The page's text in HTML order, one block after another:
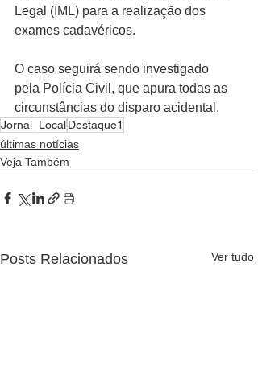
Legal (IML) para a realização dos
exames cadavéricos.
O caso seguirá sendo investigado
pela Polícia Civil, que apura todas as
circunstâncias do disparo acidental.
Jornal_LocalDestaque1
últimas notícias
Veja Também
Posts Relacionados Ver tudo